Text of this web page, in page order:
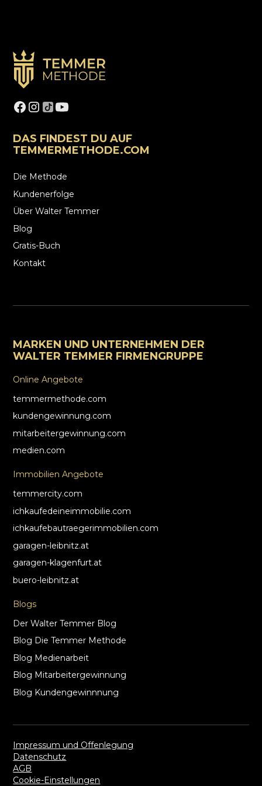
DAS FINDEST DU AUF
TEMMERMETHODE.COM
Die Methode
Kundenerfolge
Über Walter Temmer
Blog
Gratis-Buch
Kontakt
MARKEN UND UNTERNEHMEN DER
WALTER TEMMER FIRMENGRUPPE
Online Angebote
temmermethode.com
kundengewinnung.com
mitarbeitergewinnung.com
medien.com
Immobilien Angebote
temmercity.com
ichkaufedeineimmobilie.com
ichkaufebautraegerimmobilien.com
garagen-leibnitz.at
garagen-klagenfurt.at
buero-leibnitz.at
Blogs
Der Walter Temmer Blog
Blog Die Temmer Methode
Blog Medienarbeit
Blog Mitarbeitergewinnung
Blog Kundengewinnnung
Impressum und Offenlegung
Datenschutz
AGB
Cookie-Einstellungen